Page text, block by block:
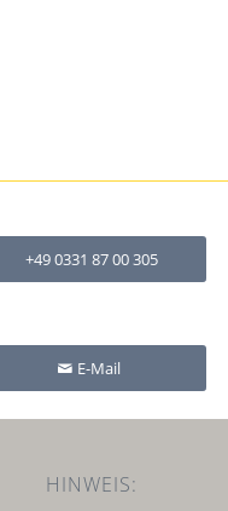
+49 0331 87 00 305
E-Mail
HINWEIS: